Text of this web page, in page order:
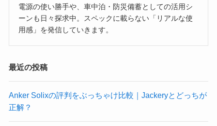
電源の使い勝手や、車中泊・防災備蓄としての活用シ
ーンも日々探求中。スペックに載らない「リアルな使
用感」を発信していきます。
最近の投稿
Anker Solixの評判をぶっちゃけ比較｜Jackeryとどっちが
正解？